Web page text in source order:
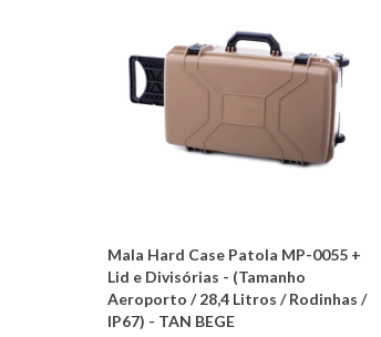
Mala Hard Case Patola MP-0055 +
Lid e Divisórias - (Tamanho
Aeroporto / 28,4 Litros / Rodinhas /
IP67) - TAN BEGE